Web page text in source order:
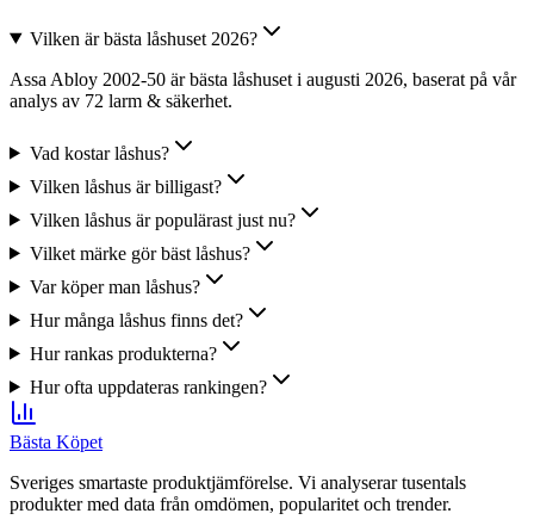
Vilken är bästa låshuset 2026?
Assa Abloy 2002-50 är bästa låshuset i augusti 2026, baserat på vår
analys av 72 larm & säkerhet.
Vad kostar låshus?
Vilken låshus är billigast?
Vilken låshus är populärast just nu?
Vilket märke gör bäst låshus?
Var köper man låshus?
Hur många låshus finns det?
Hur rankas produkterna?
Hur ofta uppdateras rankingen?
Bästa Köpet
Sveriges smartaste produktjämförelse. Vi analyserar tusentals
produkter med data från omdömen, popularitet och trender.